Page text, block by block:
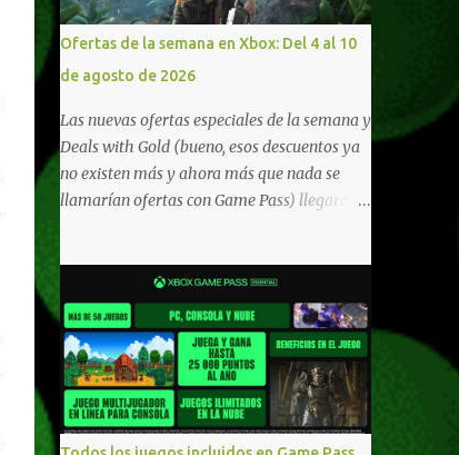
Ofertas de la semana en Xbox: Del 4 al 10
de agosto de 2026
Las nuevas ofertas especiales de la semana y
Deals with Gold (bueno, esos descuentos ya
no existen más y ahora más que nada se
llamarían ofertas con Game Pass) llegaron a
10/11, varios de los juegos que están de
oferta también cuentan con soporte para
Xbox Play Anywhere, lo que nos permite
jugarlos y mantener un progreso
compartido en Windows PC y Xbox, y
tenemos un listado de juegos compatibles
por acá . ¿Aún necesitas una mano con las